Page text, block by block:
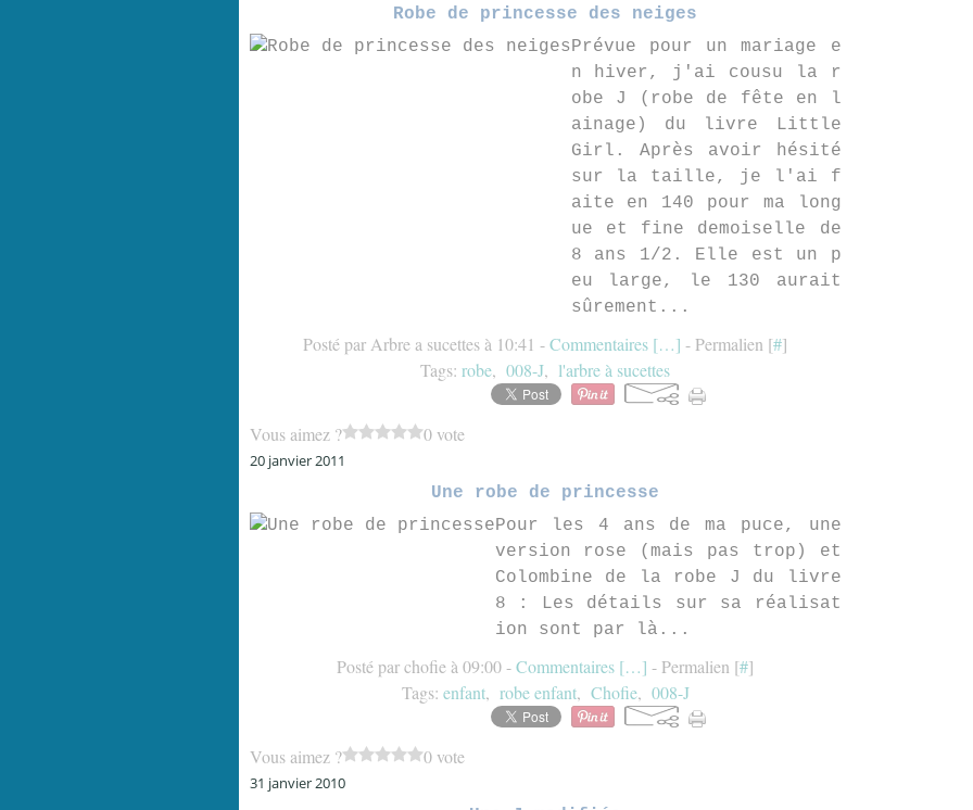
Robe de princesse des neiges
Prévue pour un mariage e
n hiver, j'ai cousu la r
obe J (robe de fête en l
ainage) du livre Little
Girl. Après avoir hésité
sur la taille, je l'ai f
aite en 140 pour ma long
ue et fine demoiselle de
8 ans 1/2. Elle est un p
eu large, le 130 aurait
sûrement...
Posté par Arbre a sucettes à 10:41 -Commentaires […] - Permalien [#]
Tags: robe, 008-J, l'arbre à sucettes
Vous aimez ? 0 vote
20 janvier 2011
Une robe de princesse
Pour les 4 ans de ma puce, une
version rose (mais pas trop) et
Colombine de la robe J du livre
8 : Les détails sur sa réalisat
ion sont par là...
Posté par chofie à 09:00 -Commentaires […] - Permalien [#]
Tags: enfant, robe enfant, Chofie, 008-J
Vous aimez ? 0 vote
31 janvier 2010